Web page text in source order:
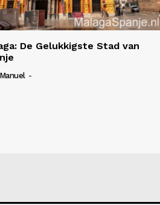
De Gelukkigste Stad van
Manuel -